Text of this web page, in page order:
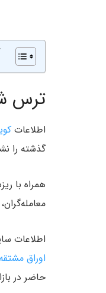
ترس
اطلاعات
گذشته را
اطلاعات
اوراق مشتقه
حاضر در